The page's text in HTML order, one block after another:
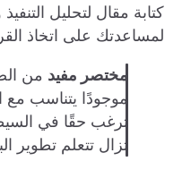
كتابة مقال لتحليل
لمساعدتك على اتخاذ
مختصر مفيد من
موجودًا يتناسب مع
ترغب حقًا في
تزال تتعلم تطوير